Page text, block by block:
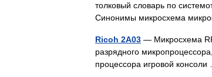
толковый словарь по
Синонимы микросхема
Ricoh 2A03 — Микросхема
разрядного
процессора игровой